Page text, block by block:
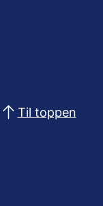
Til toppen